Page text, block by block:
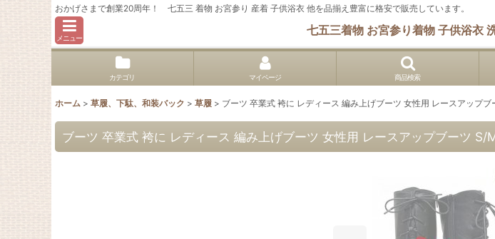
おかげさまで創業20周年！ 七五三 着物 お宮参り 産着 子供浴衣 他を品揃え豊富に格安で販売しています。
メニュー
七五三着物 お宮参り着物 子供浴衣
カテゴリ マイページ 商品検索
ホーム > 草履、下駄、和装バック > 草履 > ブーツ 卒業式 袴に レディース 編み上げブーツ 女性用 レースアップ
ブーツ 卒業式 袴に レディース 編み上げブーツ 女性用 レースアップブーツ